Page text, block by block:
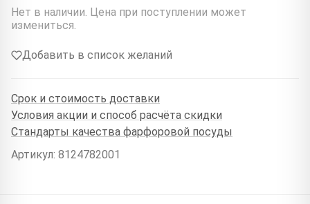
Нет в наличии. Цена при поступлении может
измениться.
Добавить в список желаний
Срок и стоимость доставки
Условия акции и способ расчёта скидки
Стандарты качества фарфоровой посуды
Артикул: 8124782001